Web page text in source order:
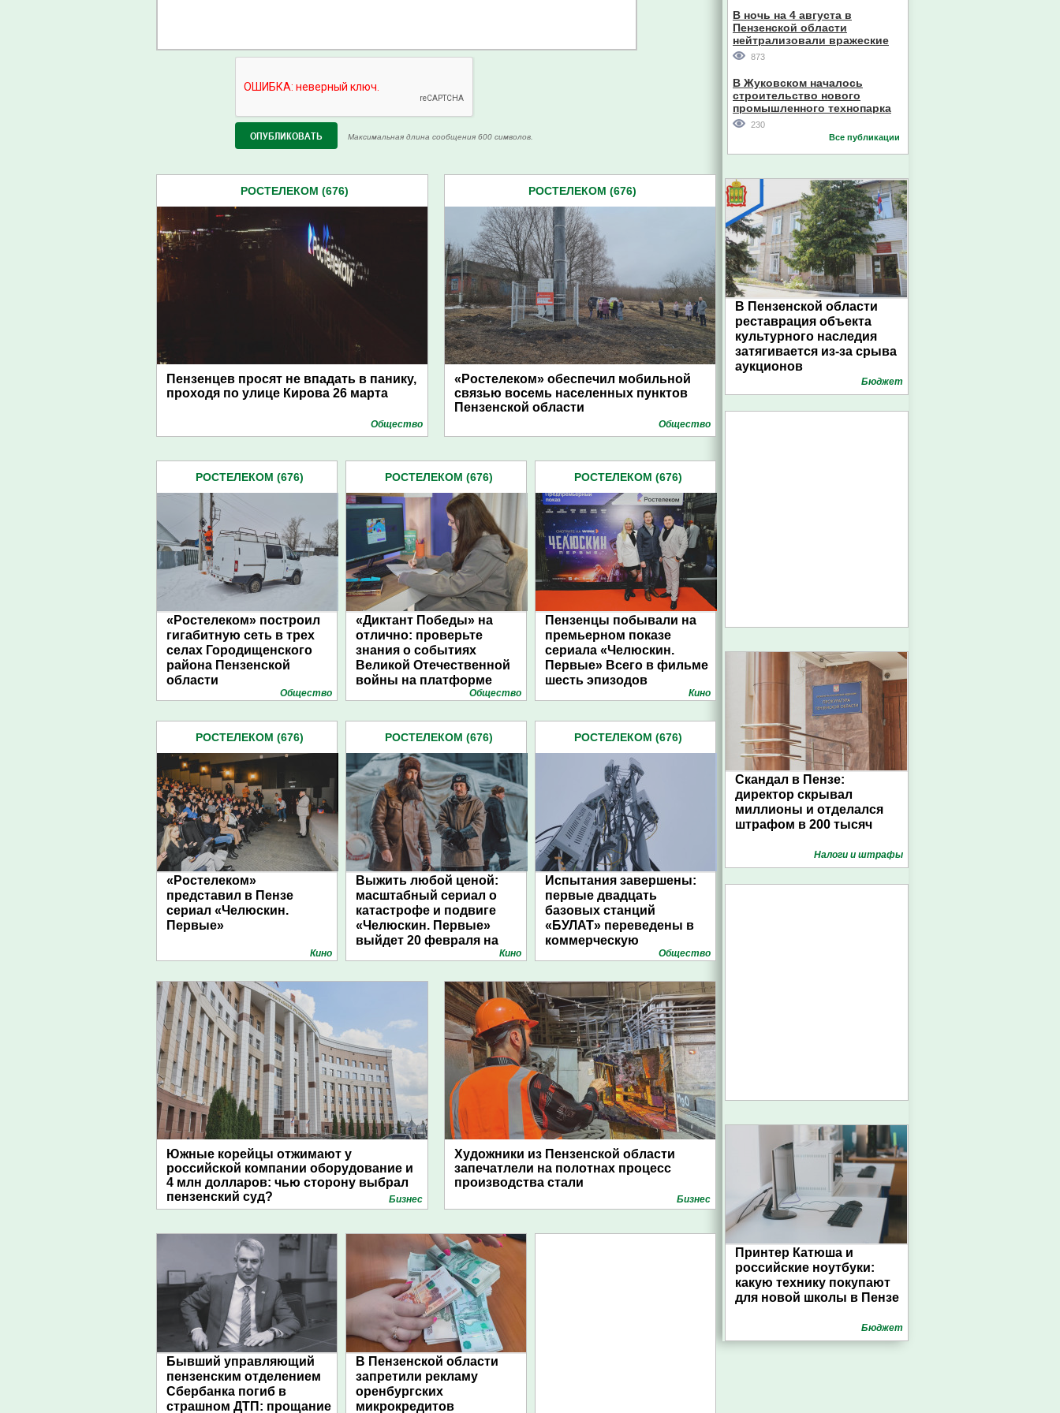
Максимальная длина сообщения 600 символов.
РОСТЕЛЕКОМ (676)
Пензенцев просят не впадать в панику,
проходя по улице Кирова 26 марта
Общество
РОСТЕЛЕКОМ (676)
«Ростелеком» обеспечил мобильной
связью восемь населенных пунктов
Пензенской области
Общество
РОСТЕЛЕКОМ (676)
«Ростелеком» построил
гигабитную сеть в трех
селах Городищенского
района Пензенской
области
Общество
РОСТЕЛЕКОМ (676)
«Диктант Победы» на
отлично: проверьте
знания о событиях
Великой Отечественной
войны на платформе
«Ростелеком. Лицей»Общество
РОСТЕЛЕКОМ (676)
Пензенцы побывали на
премьерном показе
сериала «Челюскин.
Первые» Всего в фильме
шесть эпизодов
Кино
РОСТЕЛЕКОМ (676)
«Ростелеком»
представил в Пензе
сериал «Челюскин.
Первые»
Кино
РОСТЕЛЕКОМ (676)
Выжить любой ценой:
масштабный сериал о
катастрофе и подвиге
«Челюскин. Первые»
выйдет 20 февраля на
Кино
РОСТЕЛЕКОМ (676)
Испытания завершены:
первые двадцать
базовых станций
«БУЛАТ» переведены в
коммерческую
Общество
Южные корейцы отжимают у
российской компании оборудование и
4 млн долларов: чью сторону выбрал
пензенский суд?
Бизнес
Художники из Пензенской области
запечатлели на полотнах процесс
производства стали
Бизнес
Бывший управляющий
пензенским отделением
Сбербанка погиб в
страшном ДТП: прощание
В Пензенской области
запретили рекламу
оренбургских
микрокредитов
В ночь на 4 августа в
Пензенской области
нейтрализовали вражеские
дроны
873
В Жуковском началось
строительство нового
промышленного технопарка
230
Все публикации
В Пензенской области
реставрация объекта
культурного наследия
затягивается из-за срыва
аукционов
Бюджет
Скандал в Пензе:
директор скрывал
миллионы и отделался
штрафом в 200 тысяч
Налоги и штрафы
Принтер Катюша и
российские ноутбуки:
какую технику покупают
для новой школы в Пензе
Бюджет